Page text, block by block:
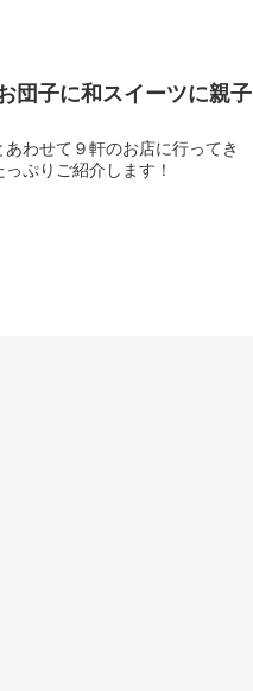
団子に和スイーツに親子
わせて９軒のお店に行ってき
ぷりご紹介します！